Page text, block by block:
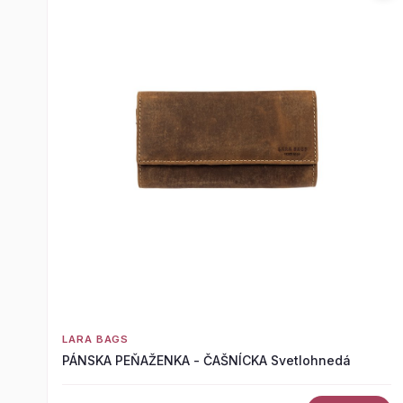
LARA BAGS
PÁNSKA PEŇAŽENKA - ČAŠNÍCKA Svetlohnedá